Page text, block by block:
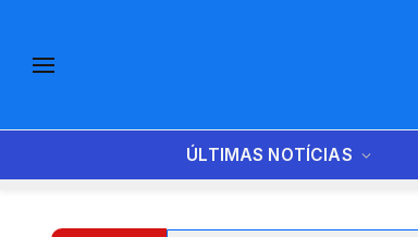
ÚLTIMAS NOTÍCIAS